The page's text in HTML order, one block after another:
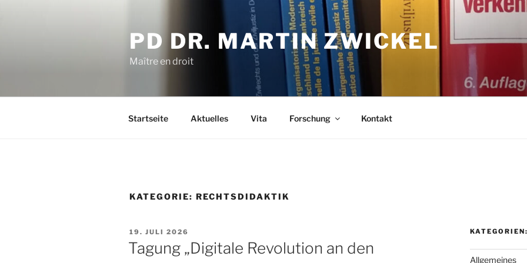
PD DR. MARTIN ZWICKEL
Maître en droit
Startseite Aktuelles Vita Forschung Kontakt
KATEGORIE: RECHTSDIDAKTIK
VERÖFFENTLICHT
AM
19. JULI 2026
Tagung „Digitale Revolution an den
Allgemeines